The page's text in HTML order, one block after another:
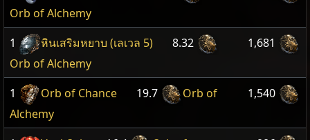
Orb of Alchemy
1 หินเสริมหยาบ (เลเวล 5)
8.32
Orb of Alchemy
1,681
1 Orb of Chance 19.7
Orb of
Alchemy
1,540